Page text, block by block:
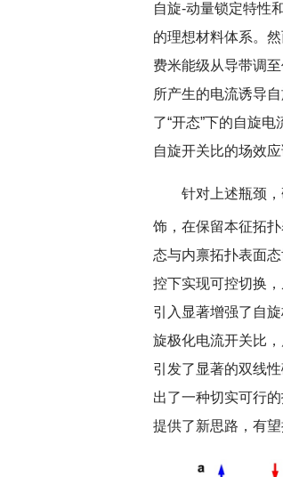
自旋-动量锁定特性
的理想材料体系。
费米能级从导带调
所产生的电流诱导
了“开态”下的自旋
自旋开关比的场效
针对上述瓶颈
饰，在保留本征拓
态与内禀拓扑表面
控下实现可控切换
引入显著增强了自
旋极化电流开关比
引发了显著的双线
出了一种切实可行
提供了新思路，有
育